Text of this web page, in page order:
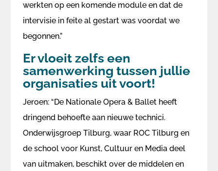
werkten op een komende module en dat de
intervisie in feite al gestart was voordat we
begonnen.”
Er vloeit zelfs een
samenwerking tussen jullie
organisaties uit voort!
Jeroen: “De Nationale Opera & Ballet heeft
dringend behoefte aan nieuwe technici.
Onderwijsgroep Tilburg, waar ROC Tilburg en
de school voor Kunst, Cultuur en Media deel
van uitmaken, beschikt over de middelen en